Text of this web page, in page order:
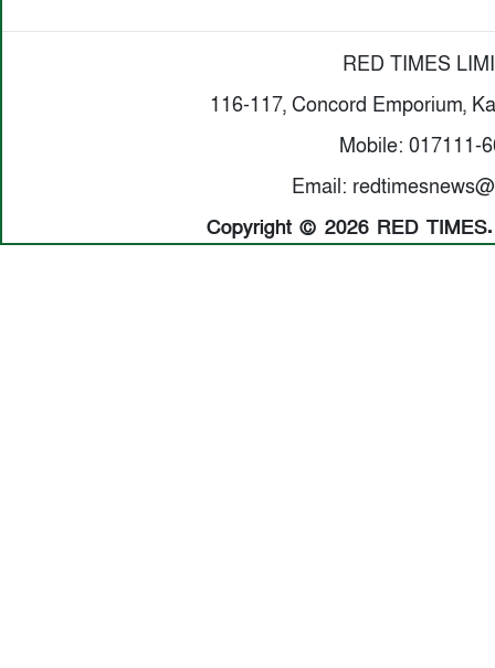
RED TIMES
116-117, Concord Emporium,
Mobile: 017111-
Email:
Copyright © 2026 RED